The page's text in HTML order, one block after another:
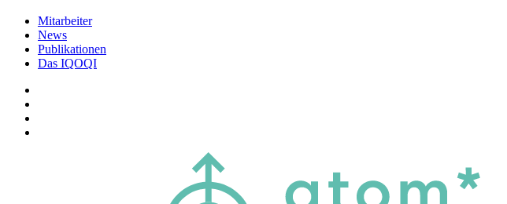
Mitarbeiter
News
Publikationen
Das IQOQI